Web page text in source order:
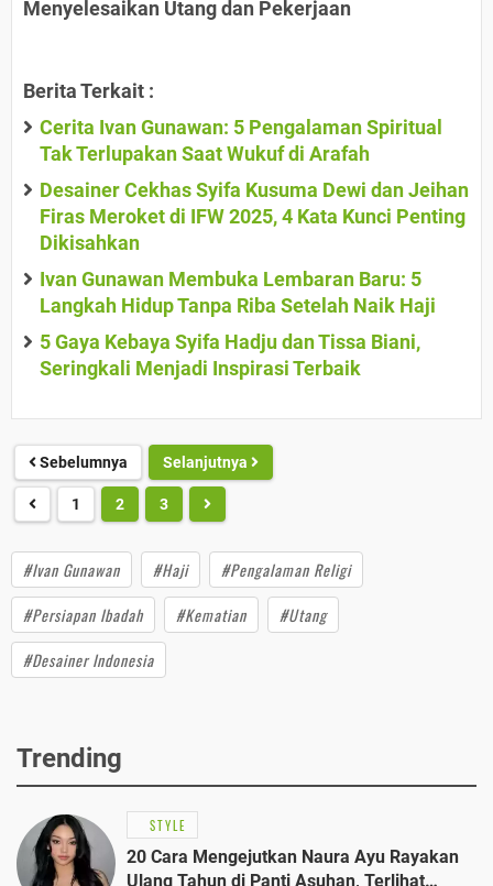
Menyelesaikan Utang dan Pekerjaan
Berita Terkait :
Cerita Ivan Gunawan: 5 Pengalaman Spiritual
Tak Terlupakan Saat Wukuf di Arafah
Desainer Cekhas Syifa Kusuma Dewi dan Jeihan
Firas Meroket di IFW 2025, 4 Kata Kunci Penting
Dikisahkan
Ivan Gunawan Membuka Lembaran Baru: 5
Langkah Hidup Tanpa Riba Setelah Naik Haji
5 Gaya Kebaya Syifa Hadju dan Tissa Biani,
Seringkali Menjadi Inspirasi Terbaik
Sebelumnya Selanjutnya
1 2 3
#Ivan Gunawan #Haji
#Pengalaman Religi
#Persiapan Ibadah
#Kematian
#Utang
#Desainer Indonesia
Trending
STYLE
20 Cara Mengejutkan Naura Ayu Rayakan
Ulang Tahun di Panti Asuhan, Terlihat